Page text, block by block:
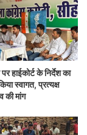
हाईकोर्ट के निर्देश का
स्वागत, प्रत्यक्ष
की मांग